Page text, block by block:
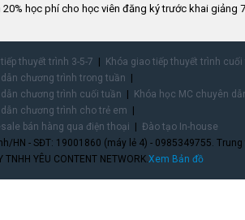
học phí cho học viên đăng ký trước khai giảng
thuyết trình 3-5-7
Khóa giao tiếp thuyết trình
dẫn chương trình trong tuần
dẫn chương trình cuối tuần
Khóa học MC chuyên
dẫn chương trình cho trẻ em
bán hàng qua điện thoại
Đào tạo In-house
HN - SĐT: 19001860 (máy lẻ 4) - 0985349755.
YÊU CONTENT NETWORK.Xem Bản đồ